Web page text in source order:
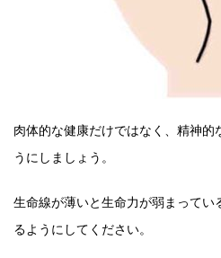
肉体的な健康だけではなく、精神的
うにしましょう。
生命線が薄いと生命力が弱まってい
るようにしてください。